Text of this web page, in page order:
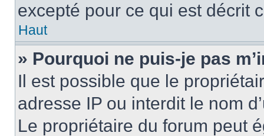
excepté pour ce qui est décrit
Haut
» Pourquoi ne puis-je pas
Il est possible que le
adresse IP ou interdit le nom
Le propriétaire du forum peut